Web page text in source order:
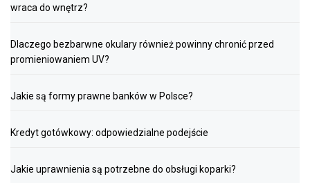
wraca do wnętrz?
Dlaczego bezbarwne okulary również powinny chronić przed
promieniowaniem UV?
Jakie są formy prawne banków w Polsce?
Kredyt gotówkowy: odpowiedzialne podejście
Jakie uprawnienia są potrzebne do obsługi koparki?